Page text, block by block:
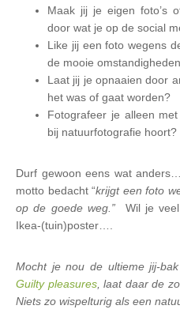
Maak jij je eigen foto’s
door wat je op de social
Like jij een foto wegens
de mooie
Laat jij je opnaaien door
het was of gaat worden?
Fotografeer je alleen met
bij natuurfotografie hoort?
Durf gewoon eens wat
motto bedacht “krijgt een foto
op de goede weg.” Wil je
Ikea-(tuin)poster….
Mocht je nou de ultieme jij-
Guilty pleasures, laat daar de
Niets zo wispelturig als een